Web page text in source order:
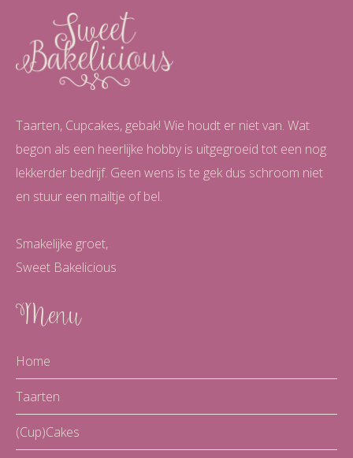
Taarten, Cupcakes, gebak! Wie houdt er niet van. Wat
begon als een heerlijke hobby is uitgegroeid tot een nog
lekkerder bedrijf. Geen wens is te gek dus schroom niet
en stuur een mailtje of bel.
Smakelijke groet,
Sweet Bakelicious
Menu
Home
Taarten
(Cup)Cakes